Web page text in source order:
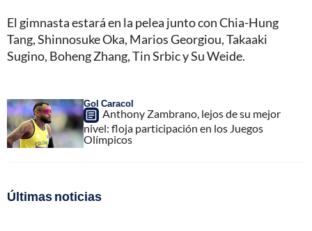
El gimnasta estará en la pelea junto con Chia-Hung
Tang, Shinnosuke Oka, Marios Georgiou, Takaaki
Sugino, Boheng Zhang, Tin Srbic y Su Weide.
Gol Caracol
Anthony Zambrano, lejos de su mejor
nivel: floja participación en los Juegos
Olímpicos
Últimas noticias